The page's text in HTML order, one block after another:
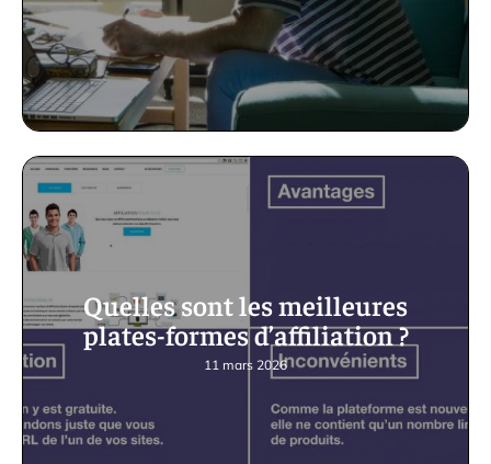
Quelles sont les meilleures
plates-formes d’affiliation ?
11 mars 2026